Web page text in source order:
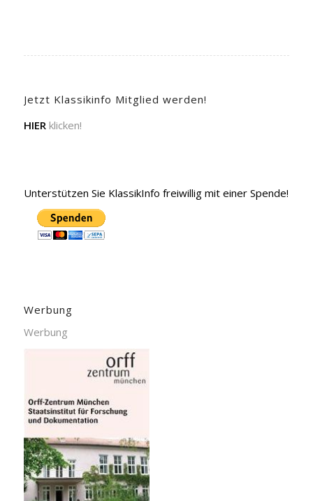
Jetzt Klassikinfo Mitglied werden!
HIER klicken!
Unterstützen Sie KlassikInfo freiwillig mit einer Spende!
Werbung
Werbung